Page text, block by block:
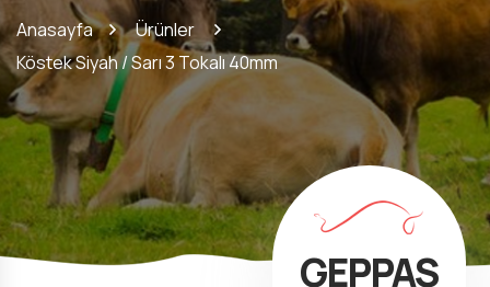
GEPPAS
Anasayfa
Ürünler
Köstek Siyah / Sarı 3 Tokalı 40mm